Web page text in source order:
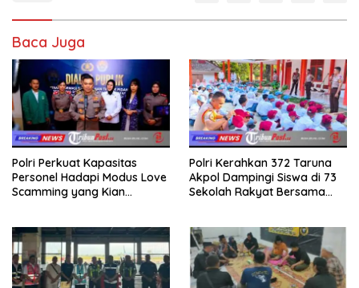
Baca Juga
Polri Perkuat Kapasitas
Personel Hadapi Modus Love
Scamming yang Kian
Polri Kerahkan 372 Taruna
Akpol Dampingi Siswa di 73
Sekolah Rakyat Bersama